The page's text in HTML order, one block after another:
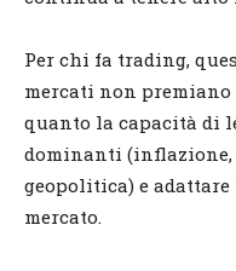
Per chi fa trading,
mercati non
quanto la capacità di
dominanti
geopolitica) e
mercato.